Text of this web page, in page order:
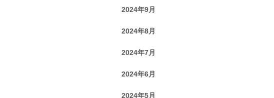
2024年9月
2024年8月
2024年7月
2024年6月
2024年5月